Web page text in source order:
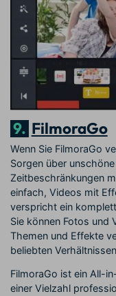
9. FilmoraGo
Wenn Sie FilmoraGo
Sorgen über
Zeitbeschränkungen
einfach, Videos mit
verspricht ein
Sie können Fotos und
Themen und Effekte
beliebten
FilmoraGo ist ein All-
einer Vielzahl